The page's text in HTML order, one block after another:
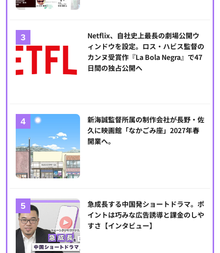
Netflix、自社史上最長の劇場公開ウ
ィンドウを設定。ロス・ハビス監督の
カンヌ受賞作『La Bola Negra』で47
日間の独占公開へ
新海誠監督所属の制作会社が長野・佐
久に映画館「なかごみ座」2027年春
開業へ。
急成長する中国発ショートドラマ。ポ
イントは巧みな広告誘導と課金のしや
すさ【インタビュー】